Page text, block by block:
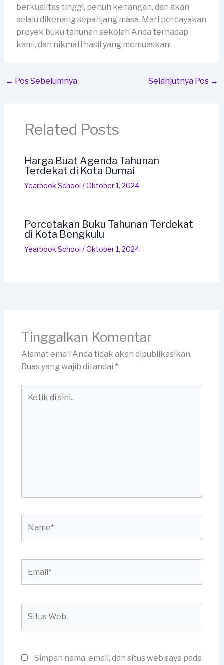
berkualitas tinggi, penuh kenangan, dan akan
selalu dikenang sepanjang masa. Mari percayakan
proyek buku tahunan sekolah Anda terhadap
kami, dan nikmati hasil yang memuaskan!
← Pos Sebelumnya Selanjutnya Pos →
Related Posts
Harga Buat Agenda Tahunan
Terdekat di Kota Dumai
Yearbook School /Oktober 1, 2024
Percetakan Buku Tahunan Terdekat
di Kota Bengkulu
Yearbook School /Oktober 1, 2024
Tinggalkan Komentar
Alamat email Anda tidak akan dipublikasikan.
Ruas yang wajib ditandai *
Web
Simpan nama, email, dan situs web saya pada